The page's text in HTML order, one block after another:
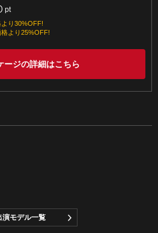
pt
り30%OFF!
より25%OFF!
ージの詳細はこちら
演モデル一覧